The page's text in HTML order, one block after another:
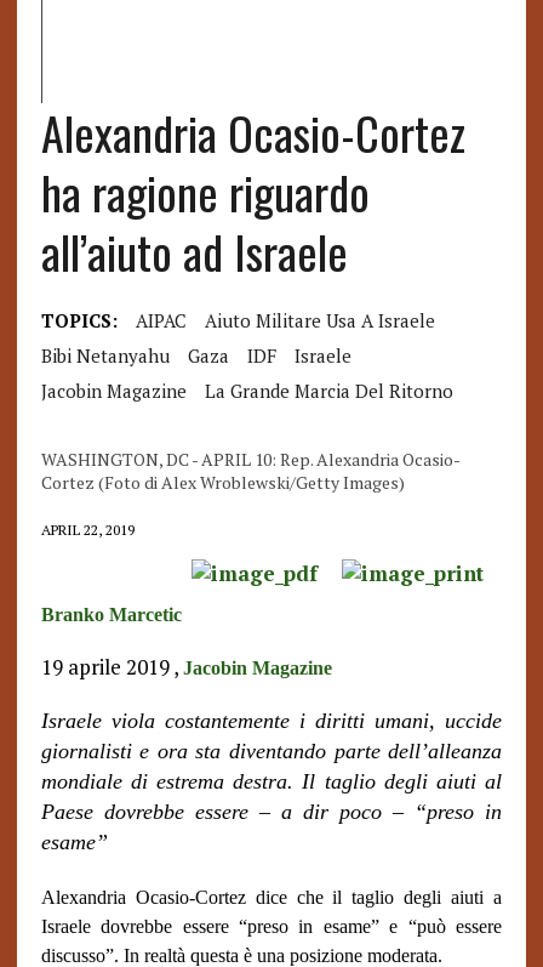
Alexandria Ocasio-Cortez
ha ragione riguardo
all’aiuto ad Israele
TOPICS: AIPAC
Aiuto Militare Usa A Israele
Bibi Netanyahu
Gaza IDF
Israele
Jacobin Magazine
La Grande Marcia Del Ritorno
WASHINGTON, DC - APRIL 10: Rep. Alexandria Ocasio-
Cortez (Foto di Alex Wroblewski/Getty Images)
APRIL 22, 2019
Branko Marcetic
19 aprile 2019 , Jacobin Magazine
Israele viola costantemente i diritti umani, uccide
giornalisti e ora sta diventando parte dell’alleanza
mondiale di estrema destra. Il taglio degli aiuti al
Paese dovrebbe essere – a dir poco – “preso in
esame”
Alexandria Ocasio-Cortez dice che il taglio degli aiuti a
Israele dovrebbe essere “preso in esame” e “può essere
discusso”. In realtà questa è una posizione moderata.